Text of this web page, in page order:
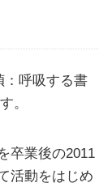
：呼吸する書
。
卒業後の2011
活動をはじめ